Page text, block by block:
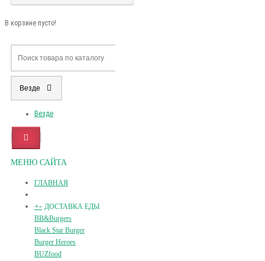
В корзине пусто!
Везде
Везде
МЕНЮ САЙТА
ГЛАВНАЯ
+- ДОСТАВКА ЕДЫ
BB&Burgers
Black Star Burger
Burger Heroes
BUZfood